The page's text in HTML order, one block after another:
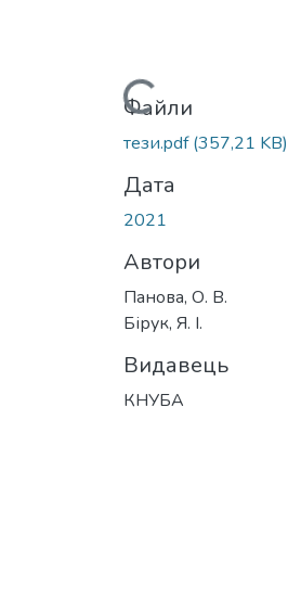
Вантажиться...
Файли
тези.pdf(357,21 KB)
Дата
2021
Автори
Панова, О. В.
Бірук, Я. І.
Видавець
КНУБА